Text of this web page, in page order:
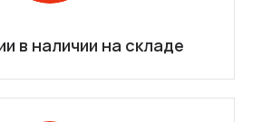
в наличии на складе